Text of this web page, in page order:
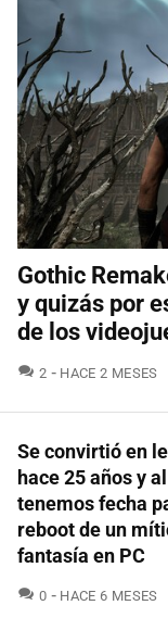
Gothic
y quizás por
de los
2 COMENTARIOS
HACE 2 MESES
Se convirtió en
hace 25 años y
tenemos fecha
reboot de un
fantasía en PC
0 COMENTARIOS
HACE 6 MESES